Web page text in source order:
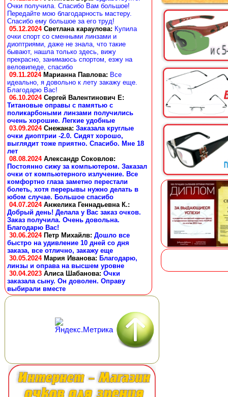
Очки получила. Спасибо Вам большое!
Передайте мою благодарность мастеру.
Спасибо ему большое за его труд!
05.12.2024 Светлана караулова: Купила
очки спорт со сменными линзами и
диоптриями, даже не знала, что такие
бывают, нашла только здесь, вижу
прекрасно, занимаюсь спортом, езжу на
веловипеде, спасибо
09.11.2024 Марианна Павлова: Все
идеально, я довольно к лету закажу еще.
Благодарю Вас!
06.10.2024 Сергей Валентинович Е:
Титановые оправы с памятью с
поликарбоными линзами получились
очень хорошие. Легкие удобные
03.09.2024 Снежана: Заказала круглые
очки диоптрии -2.0. Сидят хорошо,
выглядит тоже приятно. Спасибо. Мне 18
лет
08.08.2024 Александр Соковлов:
Постоянно сижу за компьютером. Заказал
очки от компьютерного излучение. Все
комфортно глаза заметно перестали
болеть, хотя перерывы нужно делать в
юбом случае. Большое спасибо
04.07.2024 Анжелика Геннадьевна К.:
Добрый день! Делала у Вас заказ очков.
Заказ получила. Очень довольна.
Благодарю Вас!
30.06.2024 Петр Михайлв: Дошло все
быстро на удивление 10 дней со дня
заказа, все отлично, закажу еще
30.05.2024 Мария Иванова: Благодарю,
линзы и оправа на высшем уровне
30.04.2023 Алиса Шабанова: Очки
заказала сыну. Он доволен. Оправу
выбирали вместе